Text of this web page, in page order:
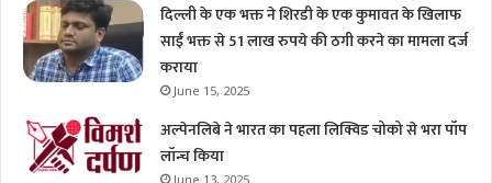
दिल्ली के एक भक्त ने शिरडी के एक कुमावत के खिलाफ
साईं भक्त से 51 लाख रुपये की ठगी करने का मामला दर्ज
कराया
June 15, 2025
अल्पेनलिबे ने भारत का पहला लिक्विड चोको से भरा पॉप
लॉन्च किया
June 13, 2025